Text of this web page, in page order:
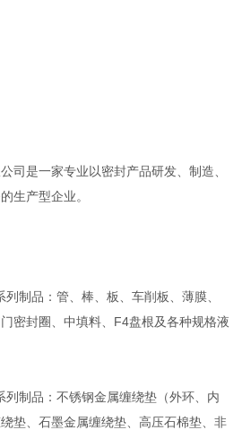
司是一家专业以密封产品研发、制造、
生产型企业。
制品：管、棒、板、车削板、薄膜、
密封圈、中填料、F4盘根及各种规格液
制品：不锈钢金属缠绕垫（外环、内
垫、石墨金属缠绕垫、高压石棉垫、非